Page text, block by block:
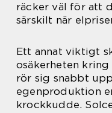
räcker väl för att
särskilt när
Ett annat viktigt
osäkerheten
rör sig snabbt
egenproduktion
krockkudde.